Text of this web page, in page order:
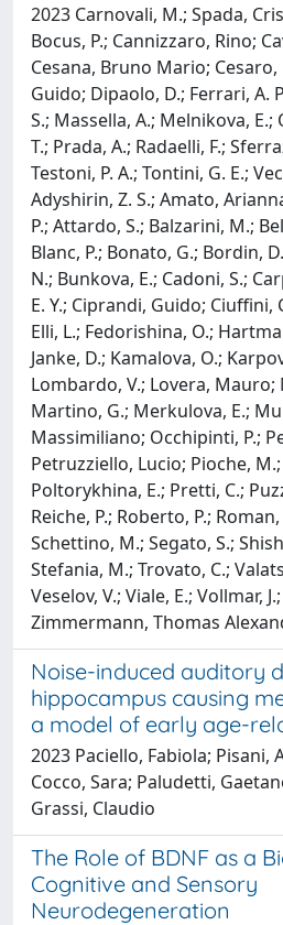
2023 Carnovali, M.; Spada,
Bocus, P.; Cannizzaro, Rino;
Cesana, Bruno Mario;
Guido; Dipaolo, D.; Ferrari, A.
S.; Massella, A.; Melnikova,
T.; Prada, A.; Radaelli, F.;
Testoni, P. A.; Tontini, G. E.;
Adyshirin, Z. S.; Amato,
P.; Attardo, S.; Balzarini, M.;
Blanc, P.; Bonato, G.; Bordin,
N.; Bunkova, E.; Cadoni, S.;
E. Y.; Ciprandi, Guido; Ciuffini,
Elli, L.; Fedorishina, O.;
Janke, D.; Kamalova, O.;
Lombardo, V.; Lovera, Mauro;
Martino, G.; Merkulova, E.;
Massimiliano; Occhipinti, P.;
Petruzziello, Lucio; Pioche,
Poltorykhina, E.; Pretti, C.;
Reiche, P.; Roberto, P.;
Schettino, M.; Segato, S.;
Stefania, M.; Trovato, C.;
Veselov, V.; Viale, E.; Vollmar,
Zimmermann, Thomas
Noise-induced auditory
hippocampus causing
a model of early age-
2023 Paciello, Fabiola; Pisani,
Cocco, Sara; Paludetti,
Grassi, Claudio
The Role of BDNF as a
Cognitive and Sensory
Neurodegeneration